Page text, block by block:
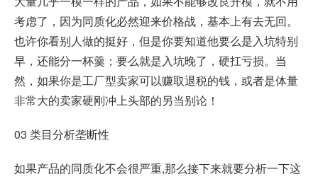
考虑了，因为同质化必然迎来价格战，基本上有去无回。
也许你看别人做的挺好，但是你要知道他要么是入坑特别
早，还能分一杯羹；要么就是入坑晚了，硬扛亏损。当
然，如果你是工厂型卖家可以赚取退税的钱，或者是体量
非常大的卖家硬刚冲上头部的另当别论！
03 类目分析垄断性
如果产品的同质化不会很严重,那么接下来就要分析一下这